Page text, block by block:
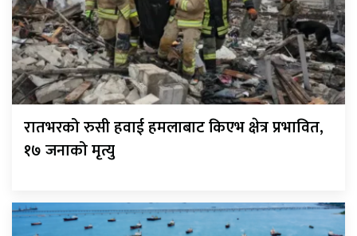
रातभरको रुसी हवाई हमलाबाट किएभ क्षेत्र प्रभावित,
१७ जनाको मृत्यु